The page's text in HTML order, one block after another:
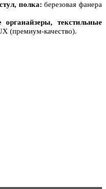
полка: березовая фанера
органайзеры, текстильные
(премиум-качество).